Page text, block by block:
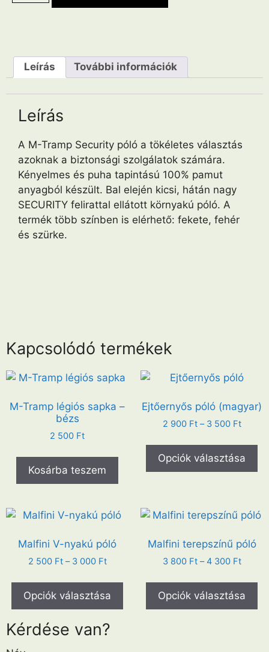
Leírás További információk
Leírás
A M-Tramp Security póló a tökéletes választás
azoknak a biztonsági szolgálatok számára.
Kényelmes és puha tapintású 100% pamut
anyagból készült. Bal elején kicsi, hátán nagy
SECURITY felirattal ellátott környakú póló. A
termék több színben is elérhető: fekete, fehér
és szürke.
Kapcsolódó termékek
M-Tramp légiós sapka –
bézs
2 500 Ft
Kosárba teszem
Ejtőernyős póló (magyar)
2 900 Ft – 3 500 Ft
Opciók választása
Malfini V-nyakú póló
2 500 Ft – 3 000 Ft
Opciók választása
Malfini terepszínű póló
3 800 Ft – 4 300 Ft
Opciók választása
Kérdése van?